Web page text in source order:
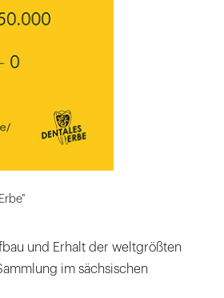
und Erhalt der weltgrößten
im sächsischen